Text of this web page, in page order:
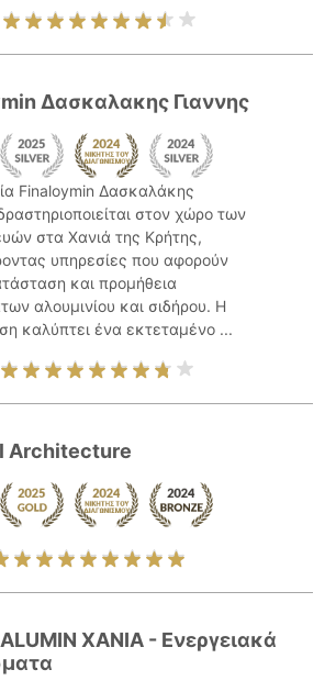
Δασκαλακης Γιαννης
Finaloymin Δασκαλάκης
στον χώρο των
στα Χανιά της Κρήτης,
υπηρεσίες που αφορούν
και προμήθεια
αλουμινίου και σιδήρου. Η
καλύπτει ένα εκτεταμένο ...
Architecture
ΧΑΝΙΑ - Ενεργειακά